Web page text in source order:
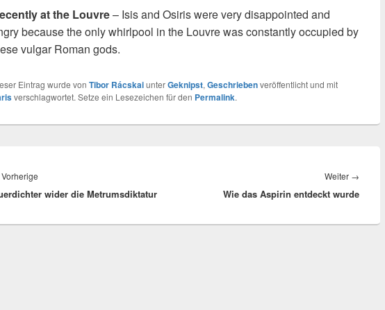
at the Louvre– Isis and Osiris were very disappointed and
because the only whirlpool in the Louvre was constantly occupied by
vulgar Roman gods.
Eintrag wurde von Tibor RácskaiunterGeknipst, Geschriebenveröffentlicht und mit
verschlagwortet. Setze ein Lesezeichen für den Permalink.
Vorherige
Beitrag:
wider die Metrumsdiktatur
Weiter →
Beitrag:
Wie das Aspirin entdeckt wurde